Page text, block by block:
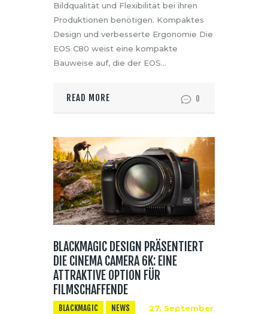
Bildqualität und Flexibilität bei ihren
Produktionen benötigen. Kompaktes
Design und verbesserte Ergonomie Die
EOS C80 weist eine kompakte
Bauweise auf, die der EOS…
READ MORE 0
BLACKMAGIC DESIGN PRÄSENTIERT
DIE CINEMA CAMERA 6K: EINE
ATTRAKTIVE OPTION FÜR
FILMSCHAFFENDE
BLACKMAGIC NEWS
27. September